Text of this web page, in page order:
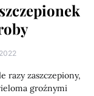
razy zaszczepiony,
groźnymi